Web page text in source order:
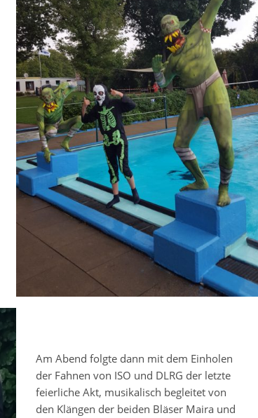
Am Abend folgte dann mit dem Einholen
der Fahnen von ISO und DLRG der letzte
feierliche Akt, musikalisch begleitet von
den Klängen der beiden Bläser Maira und